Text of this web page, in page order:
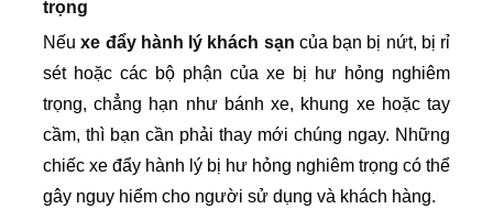
trọng
Nếuxe đẩy hành lý khách sạn của bạn bị nứt, bị rỉ
sét hoặc các bộ phận của xe bị hư hỏng nghiêm
trọng, chẳng hạn như bánh xe, khung xe hoặc tay
cầm, thì bạn cần phải thay mới chúng ngay. Những
chiếc xe đẩy hành lý bị hư hỏng nghiêm trọng có thể
gây nguy hiểm cho người sử dụng và khách hàng.